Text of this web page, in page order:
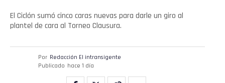
El Ciclón sumó cinco caras nuevas para darle un giro al
plantel de cara al Torneo Clausura.
Por Redacción El intransigente
Publicado hace 1 día